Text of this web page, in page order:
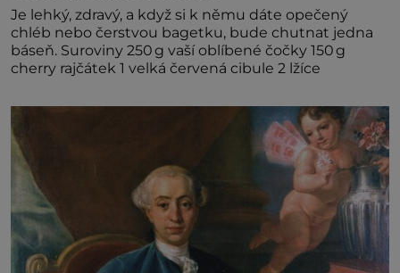
Je lehký, zdravý, a když si k němu dáte opečený
chléb nebo čerstvou bagetku, bude chutnat jedna
báseň. Suroviny 250 g vaší oblíbené čočky 150 g
cherry rajčátek 1 velká červená cibule 2 lžíce